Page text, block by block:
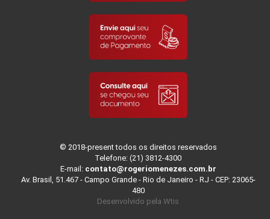
© 2018-present todos os direitos reservados
Telefone: (21) 3812-4300
E-mail: contato@rogeriomenezes.com.br
Av. Brasil, 51.467 - Campo Grande - Rio de Janeiro - RJ - CEP: 23065-
480
Desenvolvido pela Wtis